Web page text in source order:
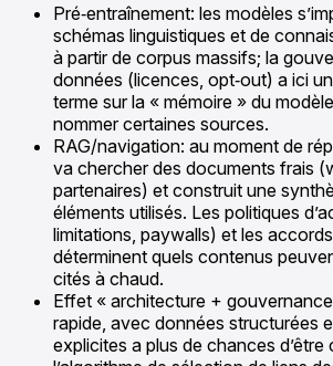
Pré‑entraînement: les modèles
schémas linguistiques et de
à partir de corpus massifs; la
données (licences, opt‑out) a ici
terme sur la « mémoire » du
nommer certaines sources.
RAG/navigation: au moment de
va chercher des documents frais
partenaires) et construit une
éléments utilisés. Les politiques
limitations, paywalls) et les
déterminent quels contenus
cités à chaud.
Effet « architecture + gouvernance
rapide, avec données structurées
explicites a plus de chances d’être